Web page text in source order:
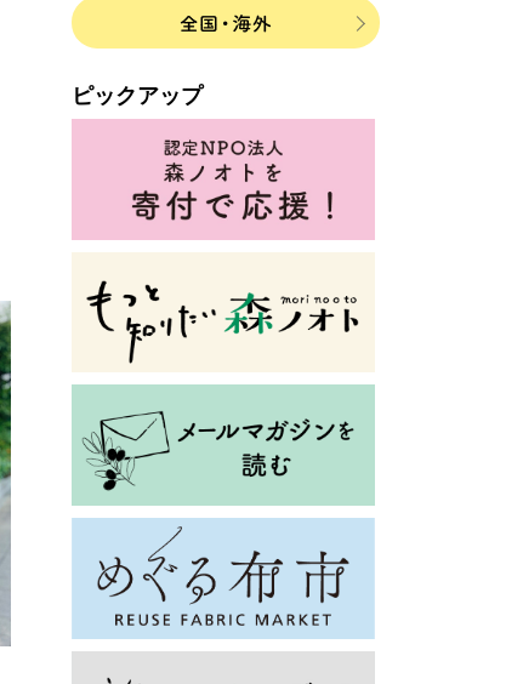
ピックアップ